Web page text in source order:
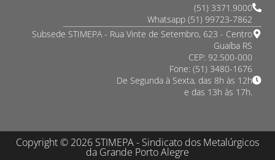
(51) 3371.9000
Whatsapp (51) 99723-7862
Subsede STIMEPA - Rua Vinte de Setembro, 623 - Centro
Guaíba RS
CEP: 92.500-000
Fone: (51) 3480-1676
De Segunda à Sexta, das 8h às 12h
e das 13h às 17h.
Copyright © 2026 STIMEPA - Sindicato dos Metalúrgicos
da Grande Porto Alegre